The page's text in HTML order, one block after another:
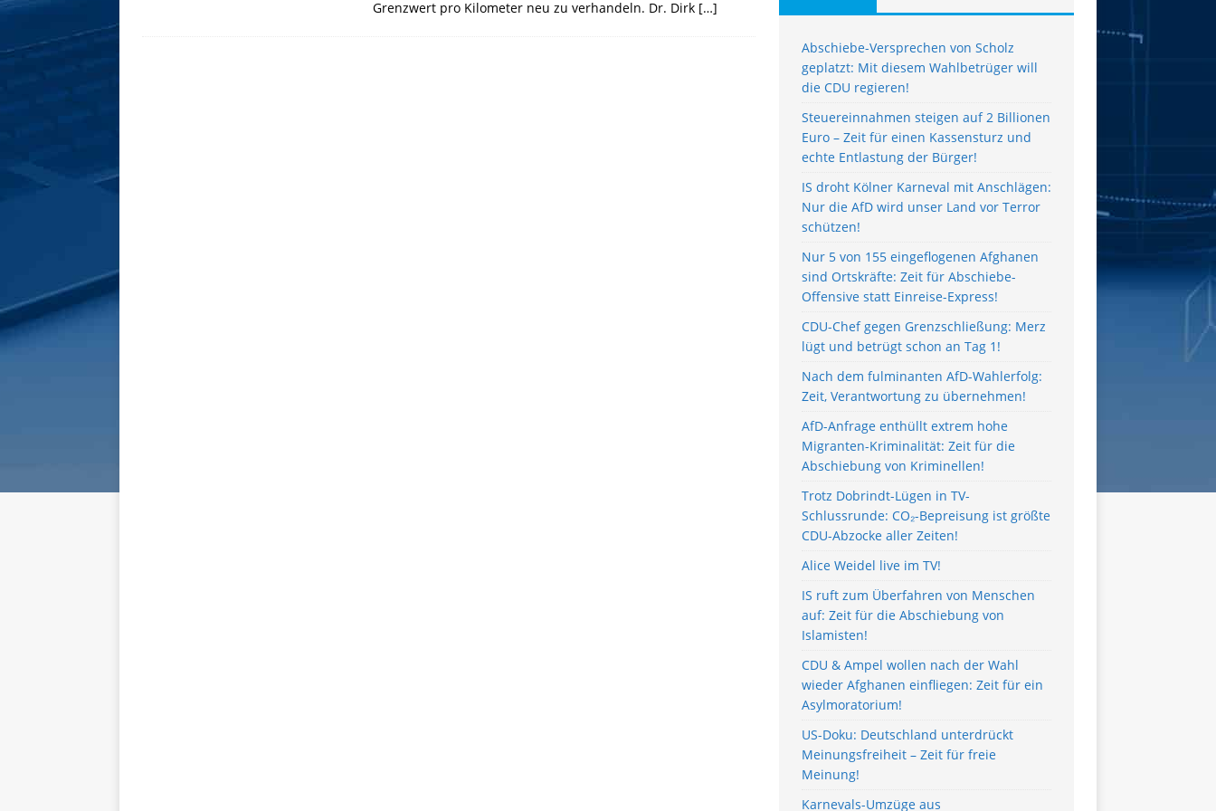
Grenzwert pro Kilometer neu zu verhandeln. Dr. Dirk […]
Abschiebe-Versprechen von Scholz
geplatzt: Mit diesem Wahlbetrüger will
die CDU regieren!
Steuereinnahmen steigen auf 2 Billionen
Euro – Zeit für einen Kassensturz und
echte Entlastung der Bürger!
IS droht Kölner Karneval mit Anschlägen:
Nur die AfD wird unser Land vor Terror
schützen!
Nur 5 von 155 eingeflogenen Afghanen
sind Ortskräfte: Zeit für Abschiebe-
Offensive statt Einreise-Express!
CDU-Chef gegen Grenzschließung: Merz
lügt und betrügt schon an Tag 1!
Nach dem fulminanten AfD-Wahlerfolg:
Zeit, Verantwortung zu übernehmen!
AfD-Anfrage enthüllt extrem hohe
Migranten-Kriminalität: Zeit für die
Abschiebung von Kriminellen!
Trotz Dobrindt-Lügen in TV-
Schlussrunde: CO₂-Bepreisung ist größte
CDU-Abzocke aller Zeiten!
Alice Weidel live im TV!
IS ruft zum Überfahren von Menschen
auf: Zeit für die Abschiebung von
Islamisten!
CDU & Ampel wollen nach der Wahl
wieder Afghanen einfliegen: Zeit für ein
Asylmoratorium!
US-Doku: Deutschland unterdrückt
Meinungsfreiheit – Zeit für freie
Meinung!
Karnevals-Umzüge aus